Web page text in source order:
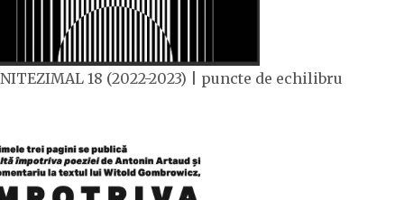
18 (2022-2023) | puncte de echilibru